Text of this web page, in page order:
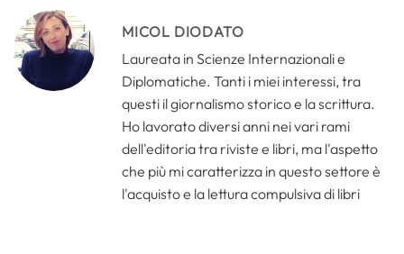
MICOL DIODATO
Laureata in Scienze Internazionali e
Diplomatiche. Tanti i miei interessi, tra
questi il giornalismo storico e la scrittura.
Ho lavorato diversi anni nei vari rami
dell'editoria tra riviste e libri, ma l'aspetto
che più mi caratterizza in questo settore è
l'acquisto e la lettura compulsiva di libri